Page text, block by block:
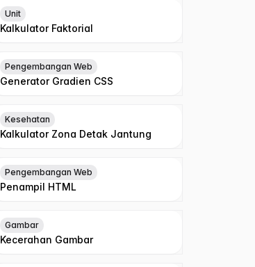
Unit
Kalkulator Faktorial
Pengembangan Web
Generator Gradien CSS
Kesehatan
Kalkulator Zona Detak Jantung
Pengembangan Web
Penampil HTML
Gambar
Kecerahan Gambar